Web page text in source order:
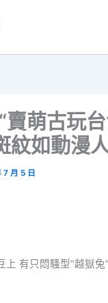
賣萌古玩
紋如動漫
月 5 日